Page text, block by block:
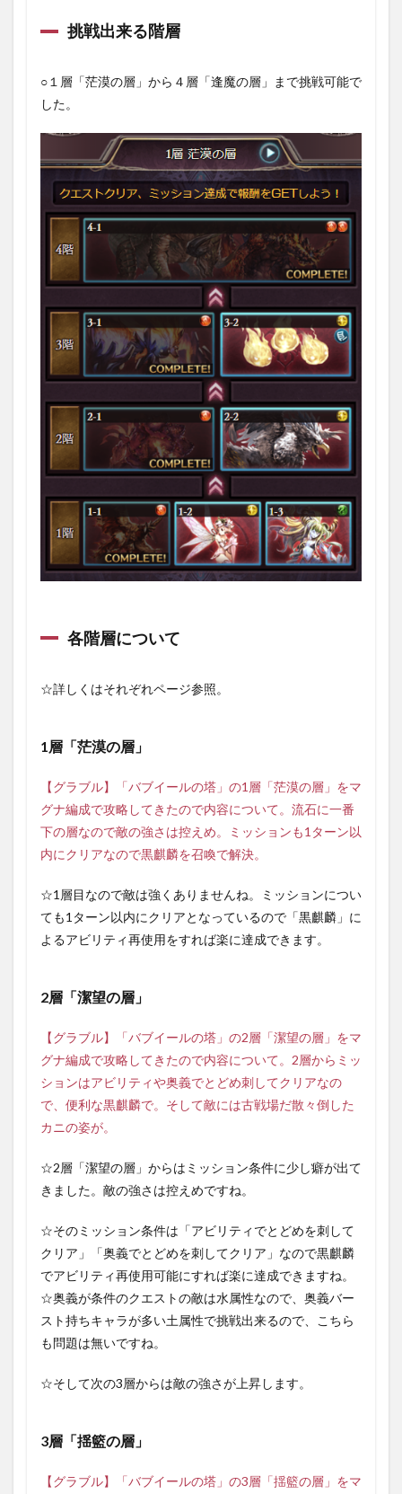
層に
1.6.1
5層「廃
嶺の
層」
1.6.2
6層「玄
まと
挑戦出来る階層
○１層「茫漠の層」から４層「逢魔の層」まで挑戦可能で
した。
各階層について
☆詳しくはそれぞれページ参照。
1層「茫漠の層」
【グラブル】「バブイールの塔」の1層「茫漠の層」をマ
グナ編成で攻略してきたので内容について。流石に一番
下の層なので敵の強さは控えめ。ミッションも1ターン以
内にクリアなので黒麒麟を召喚で解決。
☆1層目なので敵は強くありませんね。ミッションについ
ても1ターン以内にクリアとなっているので「黒麒麟」に
よるアビリティ再使用をすれば楽に達成できます。
2層「潔望の層」
【グラブル】「バブイールの塔」の2層「潔望の層」をマ
グナ編成で攻略してきたので内容について。2層からミッ
ションはアビリティや奥義でとどめ刺してクリアなの
で、便利な黒麒麟で。そして敵には古戦場だ散々倒した
カニの姿が。
☆2層「潔望の層」からはミッション条件に少し癖が出て
きました。敵の強さは控えめですね。
☆そのミッション条件は「アビリティでとどめを刺して
クリア」「奥義でとどめを刺してクリア」なので黒麒麟
でアビリティ再使用可能にすれば楽に達成できますね。
☆奥義が条件のクエストの敵は水属性なので、奥義バー
スト持ちキャラが多い土属性で挑戦出来るので、こちら
も問題は無いですね。
☆そして次の3層からは敵の強さが上昇します。
3層「揺籃の層」
【グラブル】「バブイールの塔」の3層「揺籃の層」をマ